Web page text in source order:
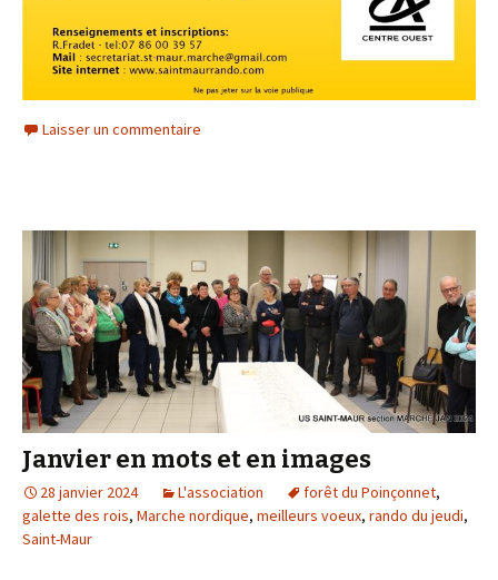
Laisser un commentaire
Janvier en mots et en images
28 janvier 2024 L'association forêt du Poinçonnet,
galette des rois, Marche nordique, meilleurs voeux, rando du jeudi,
Saint-Maur